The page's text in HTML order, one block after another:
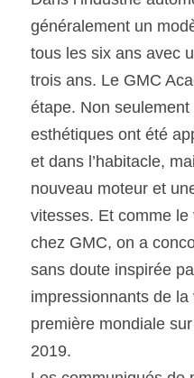
Rechercher
SOUMISSION
ASSURANCE
généralement un
tous les six ans avec
trois ans. Le GMC
étape. Non
esthétiques ont été
et dans l’habitacle,
nouveau moteur et
vitesses. Et comme
chez GMC, on a
sans doute inspirée
impressionnants de
première mondiale
2019.